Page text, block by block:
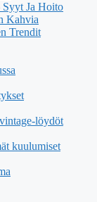
Ja Hoito
Kahvia
Trendit
löydöt
kuulumiset